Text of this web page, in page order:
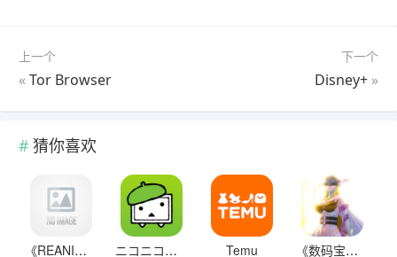
上一个
«Tor Browser
下一个
Disney+ »
猜你喜欢
《REANIMAL》版本区别一览 ニコニコ漫画 – 雑誌やWEBの人気マンガが読める Temu 《数码宝贝物语：时空异客》首次进化退化成就做法介绍